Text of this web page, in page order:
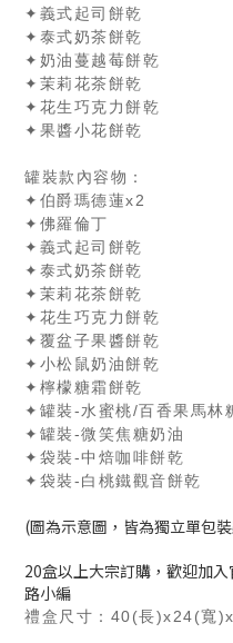
✦義式起司餅乾
✦泰式奶茶餅乾
✦奶油蔓越莓餅乾
✦茉莉花茶餅乾
✦花生巧克力餅乾
✦果醬小花餅乾
罐裝款內容物：
✦伯爵瑪德蓮x2
✦佛羅倫丁
✦義式起司餅乾
✦泰式奶茶餅乾
✦茉莉花茶餅乾
✦花生巧克力餅乾
✦覆盆子果醬餅乾
✦小松鼠奶油餅乾
✦檸檬糖霜餅乾
✦罐裝-水蜜桃/百香果馬林
✦罐裝-微笑焦糖奶油
✦袋裝-中焙咖啡餅乾
✦袋裝-白桃鐵觀音餅乾
(圖為示意圖，皆為獨立單包
20盒以上大宗訂購，歡迎加
路小編
禮盒尺寸： 40(長)x24(寬